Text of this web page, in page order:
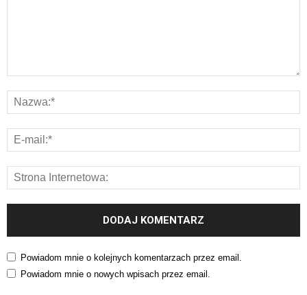
Powiadom mnie o kolejnych komentarzach przez email.
Powiadom mnie o nowych wpisach przez email.